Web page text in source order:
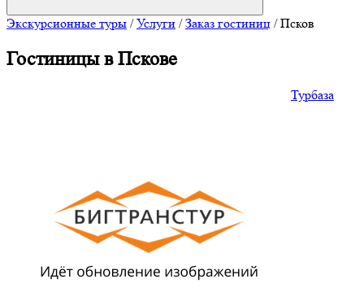
Экскурсионные туры / Услуги /Заказ гостиниц /Псков
Гостиницы в Пскове
Турбаза